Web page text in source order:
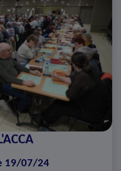
19/07/24